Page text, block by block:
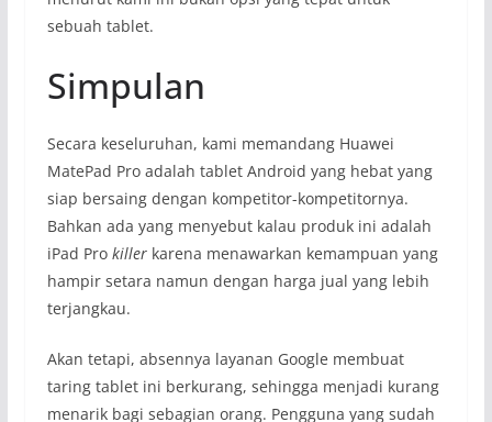
sebuah tablet.
Simpulan
Secara keseluruhan, kami memandang Huawei
MatePad Pro adalah tablet Android yang hebat yang
siap bersaing dengan kompetitor-kompetitornya.
Bahkan ada yang menyebut kalau produk ini adalah
iPad Pro killerkarena menawarkan kemampuan yang
hampir setara namun dengan harga jual yang lebih
terjangkau.
Akan tetapi, absennya layanan Google membuat
taring tablet ini berkurang, sehingga menjadi kurang
menarik bagi sebagian orang. Pengguna yang sudah